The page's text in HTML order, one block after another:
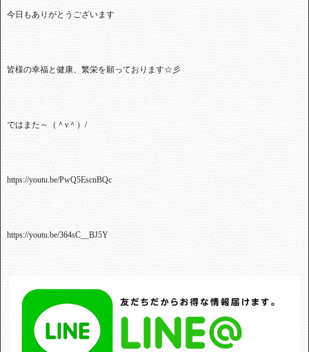
今日もありがとうございます
皆様の幸福と健康、繁栄を願っております☆彡
ではまた～（＾ν＾）/
https://youtu.be/PwQ5EscnBQc
https://youtu.be/364sC__BJ5Y